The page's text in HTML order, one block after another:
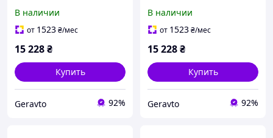
231002949R
В наличии
от 1523₴/мес
15 228₴
Купить
Geravto 92%
Оригинал 231002949R
В наличии
от 1523₴/мес
15 228₴
Купить
Geravto 92%